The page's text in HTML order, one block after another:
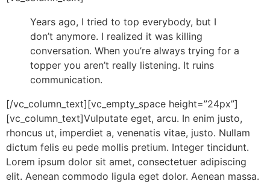
Years ago, I tried to top everybody, but I
don’t anymore. I realized it was killing
conversation. When you’re always trying for a
topper you aren’t really listening. It ruins
communication.
[/vc_column_text][vc_empty_space height=”24px”]
[vc_column_text]Vulputate eget, arcu. In enim justo,
rhoncus ut, imperdiet a, venenatis vitae, justo. Nullam
dictum felis eu pede mollis pretium. Integer tincidunt.
Lorem ipsum dolor sit amet, consectetuer adipiscing
elit. Aenean commodo ligula eget dolor. Aenean massa.